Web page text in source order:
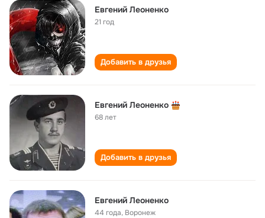
Евгений Леоненко
21 год
Добавить в друзья
Евгений Леоненко
68 лет
Добавить в друзья
Евгений Леоненко
44 года, Воронеж